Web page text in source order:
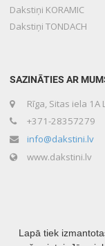
Dakstiņi KORAMIC
Dakstiņi TONDACH
SAZINĀTIES AR
Rīga, Sitas iela 1A
+371-28357279
info@dakstini.lv
www.dakstini.lv
Lapā tiek